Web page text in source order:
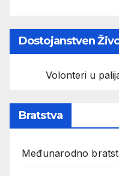
Dostojanstven
Volonteri u
Bratstva
Međunarodno